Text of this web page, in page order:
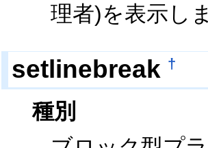
理者)を表示し
setlinebreak †
種別